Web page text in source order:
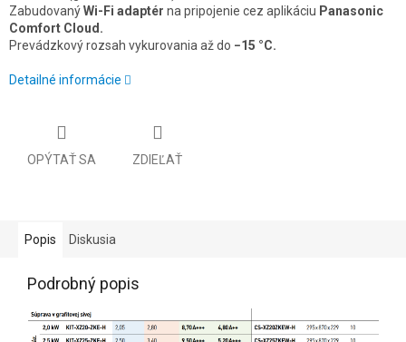
ZabudovanýWi-Fi adaptér na pripojenie cez aplikáciu Panasonic
Comfort Cloud.
Prevádzkový rozsah vykurovania až do −15 °C.
Detailné informácie
OPÝTAŤ SA ZDIEĽAŤ
Popis Diskusia
Podrobný popis